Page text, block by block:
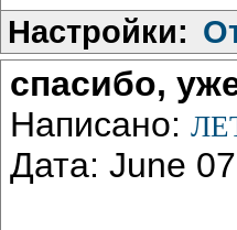
Настройки:
спасибо,
Написано:
Дата: June